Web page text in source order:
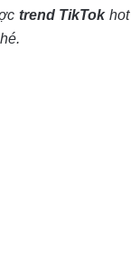
trend TikTokhot